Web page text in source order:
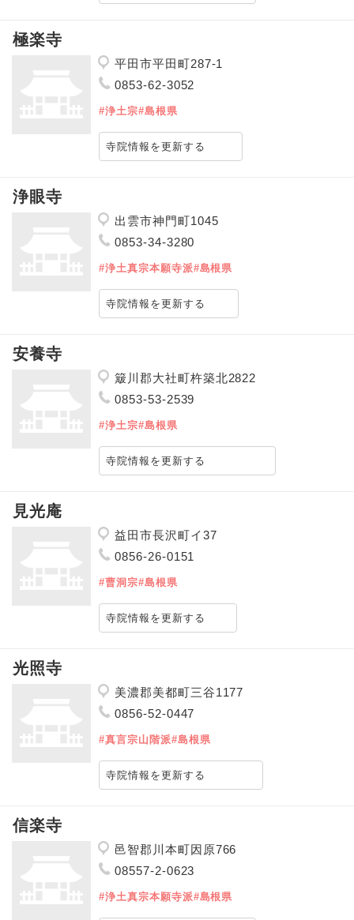
極楽寺
平田市平田町287-1
0853-62-3052
#浄土宗#島根県
寺院情報を更新する
浄眼寺
出雲市神門町1045
0853-34-3280
#浄土真宗本願寺派#島根県
寺院情報を更新する
安養寺
簸川郡大社町杵築北2822
0853-53-2539
#浄土宗#島根県
寺院情報を更新する
見光庵
益田市長沢町イ37
0856-26-0151
#曹洞宗#島根県
寺院情報を更新する
光照寺
美濃郡美都町三谷1177
0856-52-0447
#真言宗山階派#島根県
寺院情報を更新する
信楽寺
邑智郡川本町因原766
08557-2-0623
#浄土真宗本願寺派#島根県